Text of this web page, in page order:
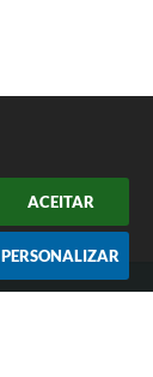
ACEITAR
PERSONALIZAR